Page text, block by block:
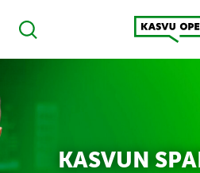
Haku
Kasvu Open
KASVUN